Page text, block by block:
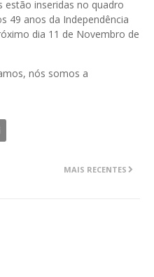
estão inseridas no quadro
49 anos da Independência
dia 11 de Novembro de
nós somos a
MAIS RECENTES